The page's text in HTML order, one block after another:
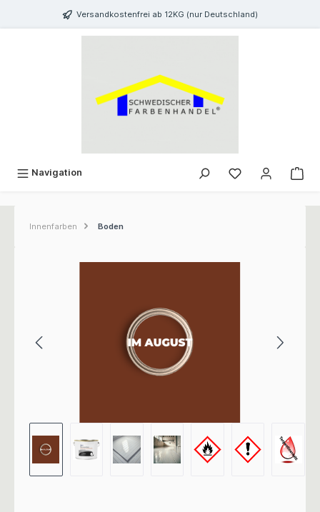
springen Versandkostenfrei ab 12KG (nur Deutschland)
Navigation
Innenfarben Boden